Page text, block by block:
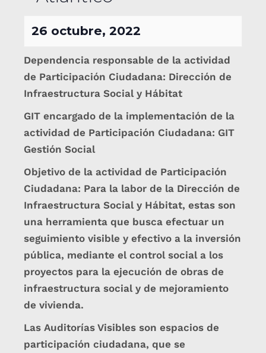
26 octubre, 2022
Dependencia responsable de la actividad
de Participación Ciudadana: Dirección de
Infraestructura Social y Hábitat
GIT encargado de la implementación de la
actividad de Participación Ciudadana: GIT
Gestión Social
Objetivo de la actividad de Participación
Ciudadana: Para la labor de la Dirección de
Infraestructura Social y Hábitat, estas son
una herramienta que busca efectuar un
seguimiento visible y efectivo a la inversión
pública, mediante el control social a los
proyectos para la ejecución de obras de
infraestructura social y de mejoramiento
de vivienda.
Las Auditorías Visibles son espacios de
participación ciudadana, que se